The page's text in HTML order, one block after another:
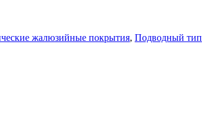
жалюзийные покрытия, Подводный тип